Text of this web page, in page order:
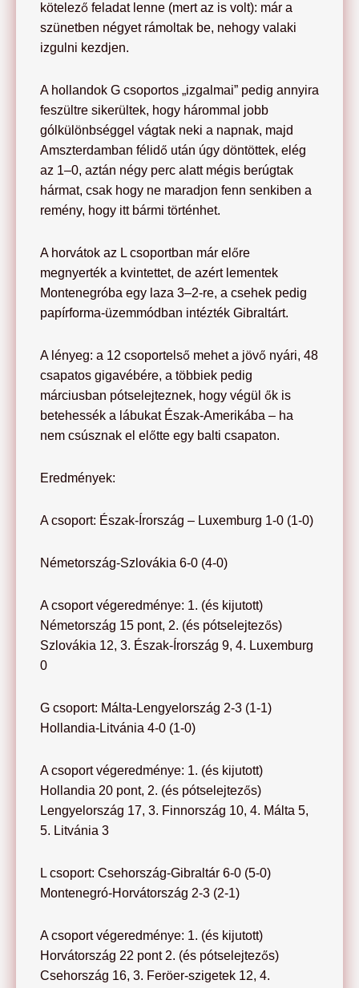
kötelező feladat lenne (mert az is volt): már a
szünetben négyet rámoltak be, nehogy valaki
izgulni kezdjen.
A hollandok G csoportos „izgalmai” pedig annyira
feszültre sikerültek, hogy hárommal jobb
gólkülönbséggel vágtak neki a napnak, majd
Amszterdamban félidő után úgy döntöttek, elég
az 1–0, aztán négy perc alatt mégis berúgtak
hármat, csak hogy ne maradjon fenn senkiben a
remény, hogy itt bármi történhet.
A horvátok az L csoportban már előre
megnyerték a kvintettet, de azért lementek
Montenegróba egy laza 3–2-re, a csehek pedig
papírforma-üzemmódban intézték Gibraltárt.
A lényeg: a 12 csoportelső mehet a jövő nyári, 48
csapatos gigavébére, a többiek pedig
márciusban pótselejteznek, hogy végül ők is
betehessék a lábukat Észak-Amerikába – ha
nem csúsznak el előtte egy balti csapaton.
Eredmények:
A csoport: Észak-Írország – Luxemburg 1-0 (1-0)
Németország-Szlovákia 6-0 (4-0)
A csoport végeredménye: 1. (és kijutott)
Németország 15 pont, 2. (és pótselejtezős)
Szlovákia 12, 3. Észak-Írország 9, 4. Luxemburg
0
G csoport: Málta-Lengyelország 2-3 (1-1)
Hollandia-Litvánia 4-0 (1-0)
A csoport végeredménye: 1. (és kijutott)
Hollandia 20 pont, 2. (és pótselejtezős)
Lengyelország 17, 3. Finnország 10, 4. Málta 5,
5. Litvánia 3
L csoport: Csehország-Gibraltár 6-0 (5-0)
Montenegró-Horvátország 2-3 (2-1)
A csoport végeredménye: 1. (és kijutott)
Horvátország 22 pont 2. (és pótselejtezős)
Csehország 16, 3. Feröer-szigetek 12, 4.